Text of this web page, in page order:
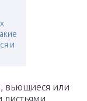
и
вьющиеся или
листьями,